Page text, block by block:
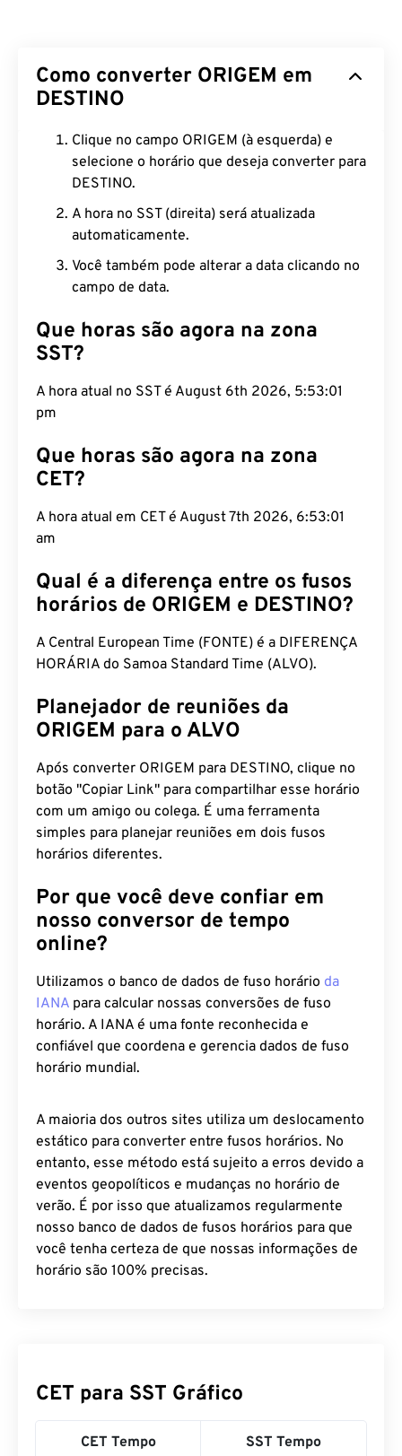
Como converter ORIGEM em
DESTINO
Clique no campo ORIGEM (à esquerda) e
selecione o horário que deseja converter para
DESTINO.
A hora no SST (direita) será atualizada
automaticamente.
Você também pode alterar a data clicando no
campo de data.
Que horas são agora na zona
SST?
A hora atual no SST é August 6th 2026, 5:53:02
pm
Que horas são agora na zona
CET?
A hora atual em CET é August 7th 2026, 6:53:02
am
Qual é a diferença entre os fusos
horários de ORIGEM e DESTINO?
A Central European Time (FONTE) é a DIFERENÇA
HORÁRIA do Samoa Standard Time (ALVO).
Planejador de reuniões da
ORIGEM para o ALVO
Após converter ORIGEM para DESTINO, clique no
botão "Copiar Link" para compartilhar esse horário
com um amigo ou colega. É uma ferramenta
simples para planejar reuniões em dois fusos
horários diferentes.
Por que você deve confiar em
nosso conversor de tempo
online?
Utilizamos o banco de dados de fuso horário da
IANA para calcular nossas conversões de fuso
horário. A IANA é uma fonte reconhecida e
confiável que coordena e gerencia dados de fuso
horário mundial.
A maioria dos outros sites utiliza um deslocamento
estático para converter entre fusos horários. No
entanto, esse método está sujeito a erros devido a
eventos geopolíticos e mudanças no horário de
verão. É por isso que atualizamos regularmente
nosso banco de dados de fusos horários para que
você tenha certeza de que nossas informações de
horário são 100% precisas.
CET para SST Gráfico
CET Tempo SST Tempo